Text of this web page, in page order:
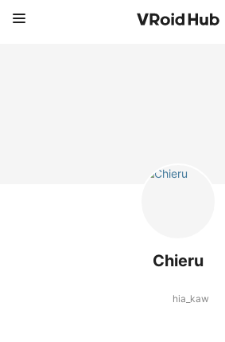
Chieru
hia_kaw